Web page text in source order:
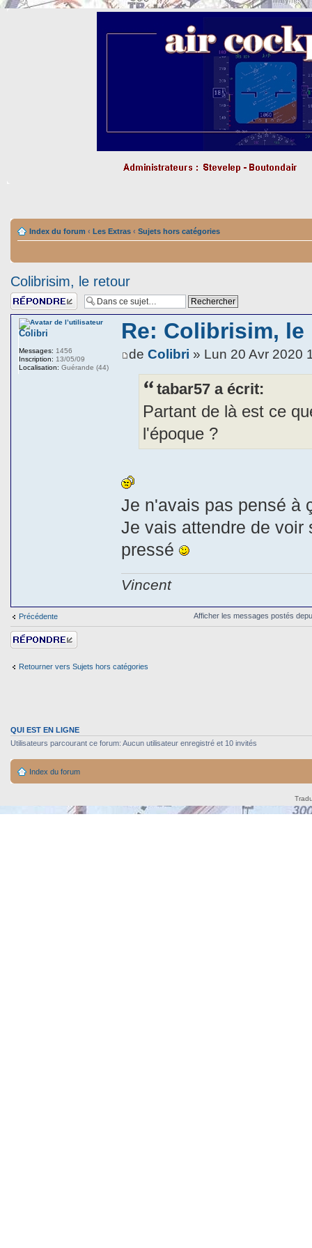
Index du forum ‹ Les Extras ‹ Sujets hors catégories
Colibrisim, le retour
Répondre
Re: Colibrisim, le
deColibri » Lun 20 Avr 2020
tabar57 a écrit:
Partant de là est ce
l'époque ?
Je n'avais pas pensé à
Je vais attendre de voir
pressé
Vincent
Colibri
Messages: 1456
Inscription: 13/05/09
Localisation: Guérande (44)
Précédente Afficher les messages postés
Répondre
Retourner vers Sujets hors catégories
QUI EST EN LIGNE
Utilisateurs parcourant ce forum: Aucun utilisateur enregistré et 10 invités
Index du forum